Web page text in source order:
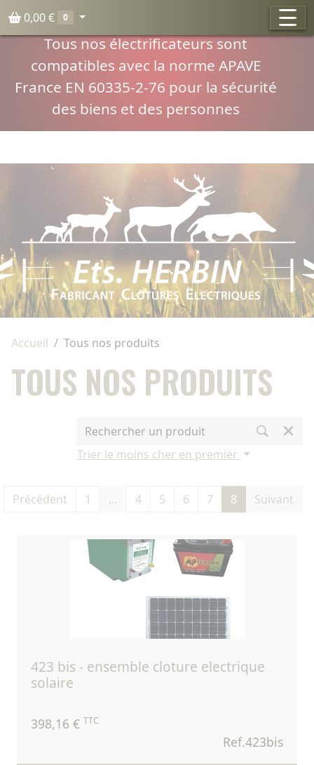
Panneau de gestion des cookies
Compatibilité normes APAVE
Tous nos électrificateurs sont
compatibles avec la norme APAVE
France EN 60335-2-76 pour la sécurité
des biens et des personnes
0,00 € 0
Accueil Tous nos produits
TOUS NOS PRODUITS
Trier le moins cher en premier
Précédent 1 … 4 5 6 7 8 Suivant
423 bis - ensemble cloture electrique
solaire
398,16 € TTC
Ref.423bis